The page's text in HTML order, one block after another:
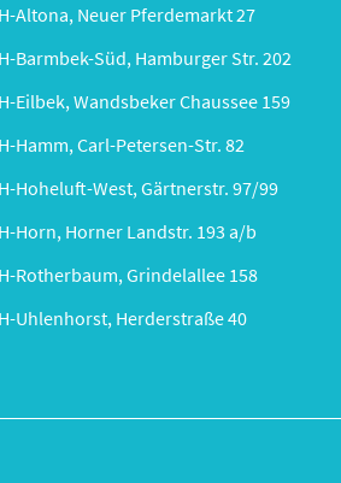
Altona, Neuer Pferdemarkt 27
Barmbek-Süd, Hamburger Str. 202
Eilbek, Wandsbeker Chaussee 159
Hamm, Carl-Petersen-Str. 82
Hoheluft-West, Gärtnerstr. 97/99
Horn, Horner Landstr. 193 a/b
Rotherbaum, Grindelallee 158
Uhlenhorst, Herderstraße 40